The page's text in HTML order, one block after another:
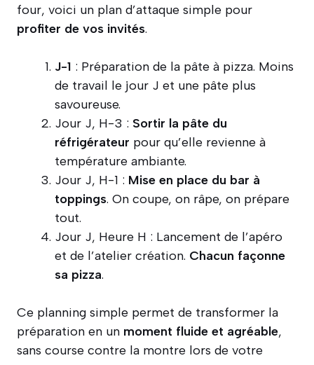
four, voici un plan d’attaque simple pour
profiter de vos invités.
J-1 : Préparation de la pâte à pizza. Moins
de travail le jour J et une pâte plus
savoureuse.
Jour J, H-3 : Sortir la pâte du
réfrigérateur pour qu’elle revienne à
température ambiante.
Jour J, H-1 : Mise en place du bar à
toppings. On coupe, on râpe, on prépare
tout.
Jour J, Heure H : Lancement de l’apéro
et de l’atelier création. Chacun façonne
sa pizza.
Ce planning simple permet de transformer la
préparation en un moment fluide et agréable,
sans course contre la montre lors de votre